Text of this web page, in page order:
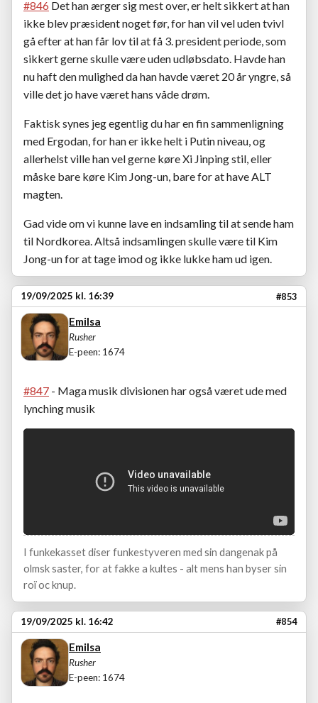
#846 Det han ærger sig mest over, er helt sikkert at han
ikke blev præsident noget før, for han vil vel uden tvivl
gå efter at han får lov til at få 3. president periode, som
sikkert gerne skulle være uden udløbsdato. Havde han
nu haft den mulighed da han havde været 20 år yngre, så
ville det jo have været hans våde drøm.
Faktisk synes jeg egentlig du har en fin sammenligning
med Ergodan, for han er ikke helt i Putin niveau, og
allerhelst ville han vel gerne køre Xi Jinping stil, eller
måske bare køre Kim Jong-un, bare for at have ALT
magten.
Gad vide om vi kunne lave en indsamling til at sende ham
til Nordkorea. Altså indsamlingen skulle være til Kim
Jong-un for at tage imod og ikke lukke ham ud igen.
19/09/2025 kl. 16:39 #853
Emilsa
Rusher
E-peen: 1674
#847 - Maga musik divisionen har også været ude med
lynching musik
I funkekasset diser funkestyveren med sin dangenak på
olmsk saster, for at fakke a kultes - alt mens han byser sin
roï oc knup.
19/09/2025 kl. 16:42 #854
Emilsa
Rusher
E-peen: 1674